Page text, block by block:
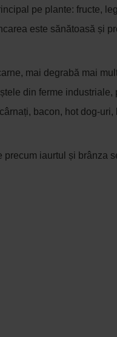
pe plante: fructe,
este sănătoasă și
mai degrabă mai
din ferme industriale,
bacon, hot dog-
precum iaurtul și brânza